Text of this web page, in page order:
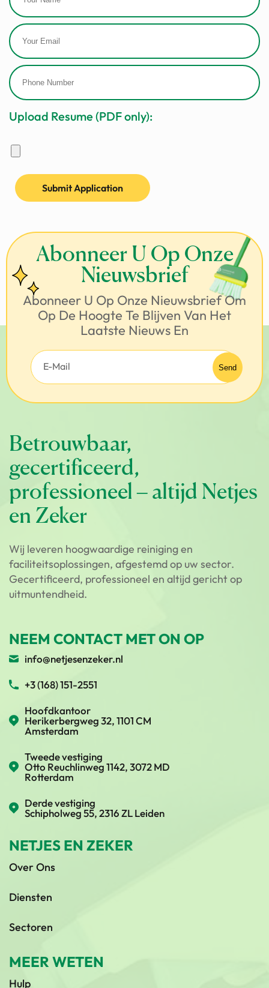
Sectors
Upload Resume (PDF only):
Submit Application
Abonneer U Op Onze
Nieuwsbrief
Abonneer U Op Onze Nieuwsbrief Om
Op De Hoogte Te Blijven Van Het
Laatste Nieuws En
Betrouwbaar,
gecertificeerd,
professioneel – altijd Netjes
en Zeker
Wij leveren hoogwaardige reiniging en
faciliteitsoplossingen, afgestemd op uw sector.
Gecertificeerd, professioneel en altijd gericht op
uitmuntendheid.
NEEM CONTACT MET ON OP
info@netjesenzeker.nl
+3 (168) 151-2551
Hoofdkantoor
Herikerbergweg 32, 1101 CM
Amsterdam
Tweede vestiging
Otto Reuchlinweg 1142, 3072 MD
Rotterdam
Derde vestiging
Schipholweg 55, 2316 ZL Leiden
NETJES EN ZEKER
Over Ons
Diensten
Sectoren
MEER WETEN
Hulp